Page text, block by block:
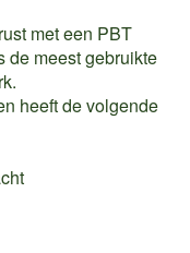
met een PBT
de meest gebruikte
heeft de volgende